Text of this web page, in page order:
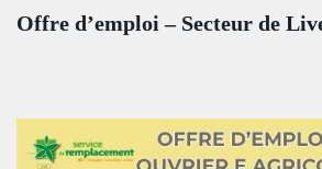
Offre d’emploi – Secteur de